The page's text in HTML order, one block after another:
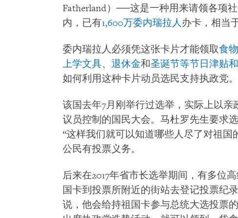
Fatherland）──这是一种用来请领各项
内，已有1,600万委内瑞拉人办卡，相当
委内瑞拉人必须凭这张卡片才能领取食
上学文具、 退休金和圣诞节等节日津贴
如何利用这种卡片动员选民支持执政党。
该国去年7月刚举行过选举，实际上以
议员控制的国民大会。马杜罗先生要求
“这样我们就可以知道哪些人尽了对祖国
公民有投票义务。
后来在2017年省市长选举期间，有多位
国卡到投票所附近的街站去登记投票纪
说，他会给持祖国卡参与总统大选投票